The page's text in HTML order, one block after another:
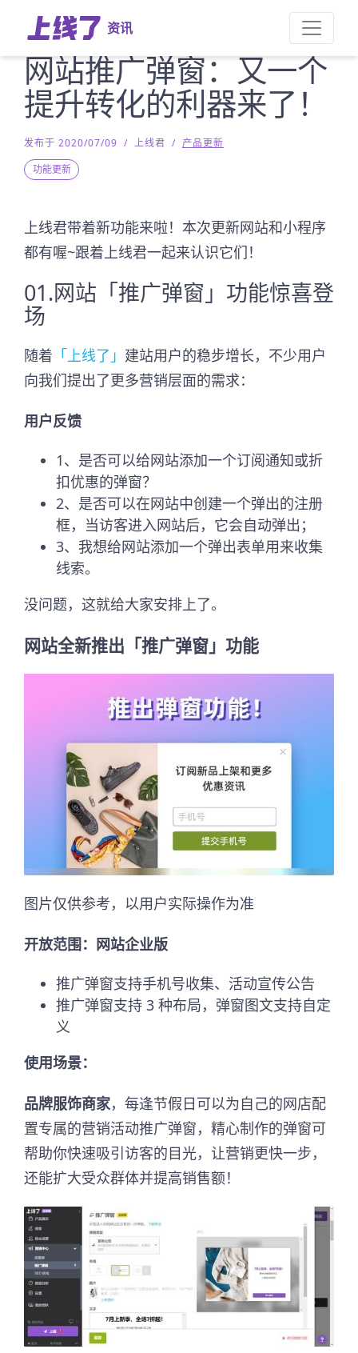
资讯
网站推广弹窗：又一个
提升转化的利器来了！
发布于 2020/07/09 / 上线君 / 产品更新
功能更新
上线君带着新功能来啦！本次更新网站和小程序
都有喔~跟着上线君一起来认识它们！
01.网站「推广弹窗」功能惊喜登
场
随着 「上线了」 建站用户的稳步增长，不少用户
向我们提出了更多营销层面的需求：
用户反馈
1、是否可以给网站添加一个订阅通知或折
扣优惠的弹窗？
2、是否可以在网站中创建一个弹出的注册
框，当访客进入网站后，它会自动弹出；
3、我想给网站添加一个弹出表单用来收集
线索。
没问题，这就给大家安排上了。
网站全新推出「推广弹窗」功能
图片仅供参考，以用户实际操作为准
开放范围：网站企业版
推广弹窗支持手机号收集、活动宣传公告
推广弹窗支持 3 种布局，弹窗图文支持自定
义
使用场景：
品牌服饰商家，每逢节假日可以为自己的网店配
置专属的营销活动推广弹窗，精心制作的弹窗可
帮助你快速吸引访客的目光，让营销更快一步，
还能扩大受众群体并提高销售额！